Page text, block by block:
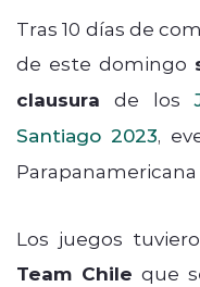
Tras 10 días de
de este domingo
clausura de los
Santiago 2023,
Los juegos
Team Chileque